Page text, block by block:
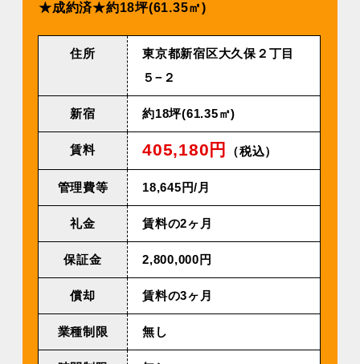
★成約済★約18坪(61.35㎡)
住所
東京都新宿区大久保２丁目
５−２
新宿 約18坪(61.35㎡)
賃料 405,180円 （税込）
管理費等 18,645円/⽉
礼金 賃料の2ヶ月
保証金 2,800,000円
償却 賃料の3ヶ月
業種制限 無し